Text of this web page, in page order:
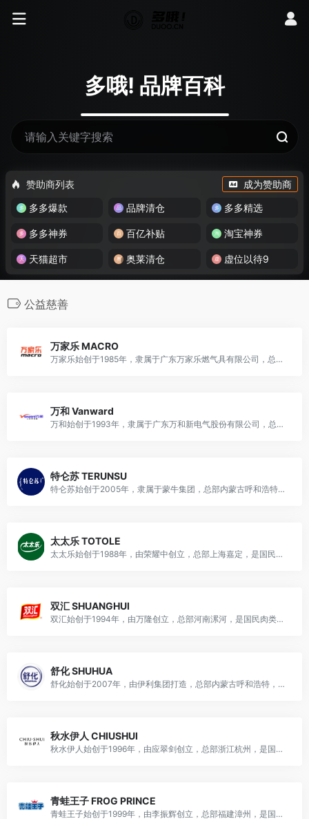
多哦! 品牌百科
赞助商列表
成为赞助商
多多爆款
品牌清仓 多多精选
多多神券 百亿补贴 淘宝神券
天猫超市 奥莱清仓 虚位以待9
公益慈善
万家乐 MACRO
万家乐始创于1985年，隶属于广东万家乐燃气具有限公司，总部广东佛山顺德，是国民厨卫热能龙头品牌，主营热水、厨电、采暖、净水等智能家居电器设备。
万和 Vanward
万和始创于1993年，隶属于广东万和新电气股份有限公司，总部广东佛山顺德，是国民厨卫热能龙头品牌，主营热水器、厨电、采暖及热水系统等家居电器设备。
特仑苏 TERUNSU
特仑苏始创于2005年，隶属于蒙牛集团，总部内蒙古呼和浩特，蒙语意为“金牌牛奶”，是中国高端牛奶开创者、国民高端乳品龙头，主营高端液态奶及乳制品。
太太乐 TOTOLE
太太乐始创于1988年，由荣耀中创立，总部上海嘉定，是国民调味品龙头品牌，主营复合调味料及各类鲜味调味品，隶属于上海太太乐食品有限公司。
双汇 SHUANGHUI
双汇始创于1994年，由万隆创立，总部河南漯河，是国民肉类食品龙头品牌，主营肉类加工品及生鲜肉类，隶属于河南双汇投资发展股份有限公司。
舒化 SHUHUA
舒化始创于2007年，由伊利集团打造，总部内蒙古呼和浩特，是国民功能奶龙头品牌，主营无乳糖牛奶及功能性乳制品，隶属于内蒙古伊利实业集团股份有限公司。
秋水伊人 CHIUSHUI
秋水伊人始创于1996年，由应翠剑创立，总部浙江杭州，是国民女装龙头品牌，主营女装服饰及配饰，隶属于浙江印象实业股份有限公司。
青蛙王子 FROG PRINCE
青蛙王子始创于1999年，由李振辉创立，总部福建漳州，是国民儿童护理龙头品牌，主营儿童护肤、洗沐、口腔护理等产品，隶属于港交所上市企业（股票代码：01259.HK）。